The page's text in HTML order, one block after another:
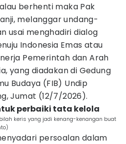
berhenti maka Pak
melanggar undang-
usai menghadiri dialog
Indonesia Emas atau
Pemerintah dan Arah
yang diadakan di Gedung
Budaya (FIB) Undip
Jumat (12/7/2026).
perbaiki tata kelola
keris yang jadi kenang-kenangan buat
persoalan dalam